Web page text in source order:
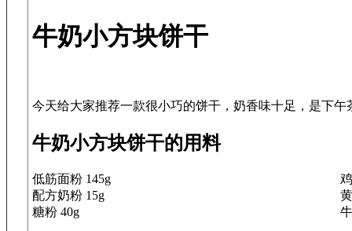
牛奶小方块饼干
牛奶小方块饼干的用料
低筋面粉 145g
配方奶粉 15g
糖粉 40g